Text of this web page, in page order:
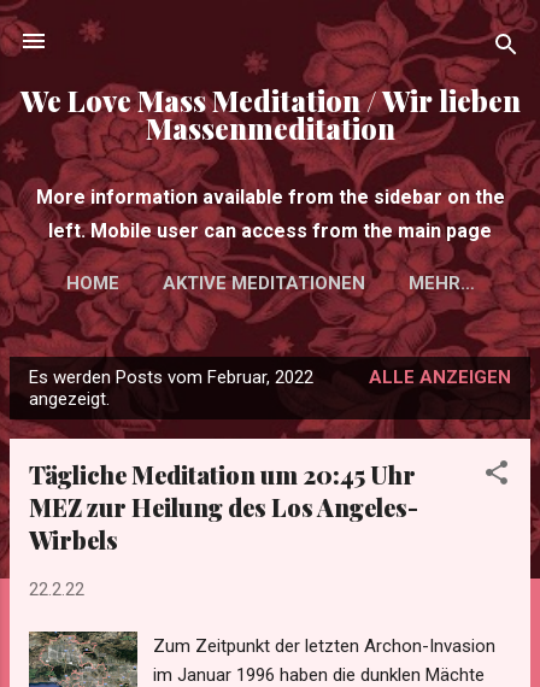
Direkt zum Hauptbereich
We Love Mass Meditation / Wir lieben
Massenmeditation
More information available from the sidebar on the
left. Mobile user can access from the main page
HOME AKTIVE MEDITATIONEN MEHR…
P
o
Es werden Posts vom Februar, 2022
angezeigt.
ALLE ANZEIGEN
Tägliche Meditation um 20:45 Uhr
MEZ zur Heilung des Los Angeles-
Wirbels
22.2.22
Zum Zeitpunkt der letzten Archon-Invasion
im Januar 1996 haben die dunklen Mächte